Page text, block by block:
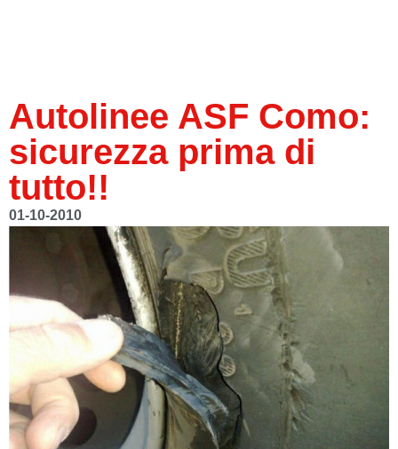
Autolinee ASF Como:
sicurezza prima di
tutto!!
01-10-2010